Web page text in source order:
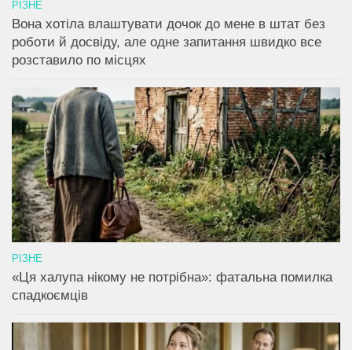
РІЗНЕ
Вона хотіла влаштувати дочок до мене в штат без
роботи й досвіду, але одне запитання швидко все
розставило по місцях
РІЗНЕ
«Ця халупа нікому не потрібна»: фатальна помилка
спадкоємців